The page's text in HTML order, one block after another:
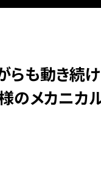
らも動き続
のメカニカ